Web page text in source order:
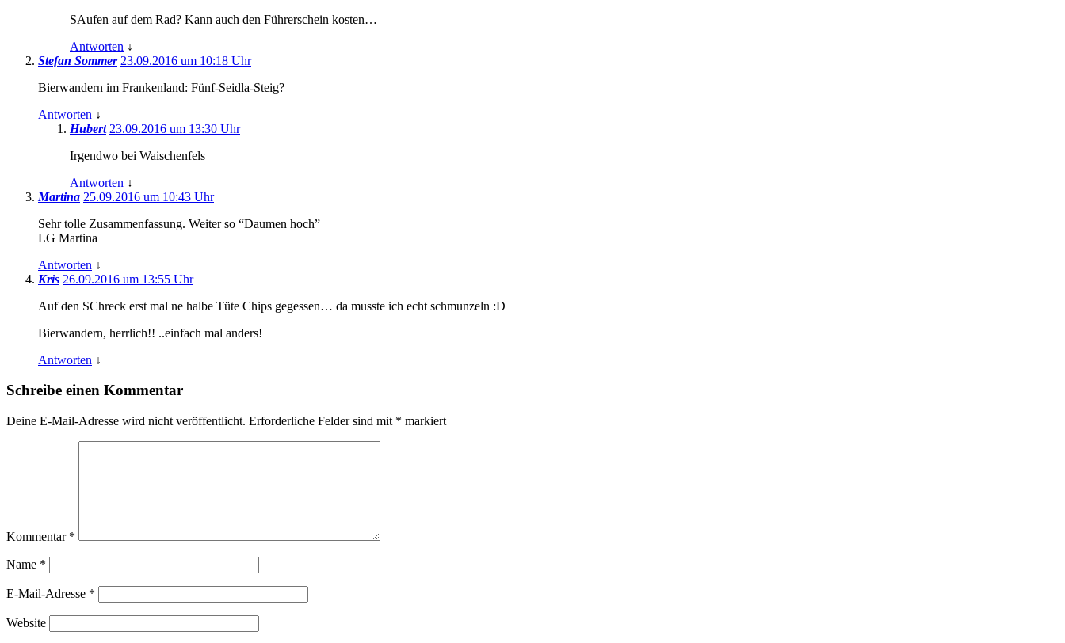
SAufen auf dem Rad? Kann auch den Führerschein kosten…
Antworten ↓
Stefan Sommer 23.09.2016 um 10:18 Uhr
Bierwandern im Frankenland: Fünf-Seidla-Steig?
Antworten ↓
Hubert 23.09.2016 um 13:30 Uhr
Irgendwo bei Waischenfels
Antworten ↓
Martina 25.09.2016 um 10:43 Uhr
Sehr tolle Zusammenfassung. Weiter so “Daumen hoch”
LG Martina
Antworten ↓
Kris 26.09.2016 um 13:55 Uhr
Auf den SChreck erst mal ne halbe Tüte Chips gegessen… da musste ich echt schmunzeln :D
Bierwandern, herrlich!! ..einfach mal anders!
Antworten ↓
Schreibe einen Kommentar
Deine E-Mail-Adresse wird nicht veröffentlicht. Erforderliche Felder sind mit * markiert
Kommentar *
Name *
E-Mail-Adresse *
Website